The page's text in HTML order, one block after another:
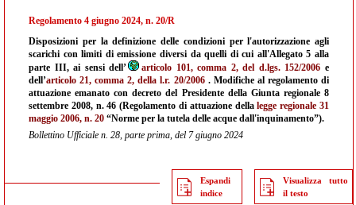
Regolamento 4 giugno 2024, n. 20/R
Disposizioni per la definizione delle condizioni per l'autorizzazione agli
scarichi con limiti di emissione diversi da quelli di cui all'Allegato 5 alla
parte III, ai sensi dell’
articolo 101, comma 2, del d.lgs. 152/2006 e
dell’articolo 21, comma 2, della l.r. 20/2006. Modifiche al regolamento di
attuazione emanato con decreto del Presidente della Giunta regionale 8
settembre 2008, n. 46 (Regolamento di attuazione dellalegge regionale 31
maggio 2006, n. 20 “Norme per la tutela delle acque dall'inquinamento”).
Bollettino Ufficiale n. 28, parte prima, del 7 giugno 2024
Espandi
indice
Visualizza tutto
il testo